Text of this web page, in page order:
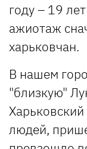
году – 19
ажиотаж
харьковчан.
В нашем
"близкую"
людей,